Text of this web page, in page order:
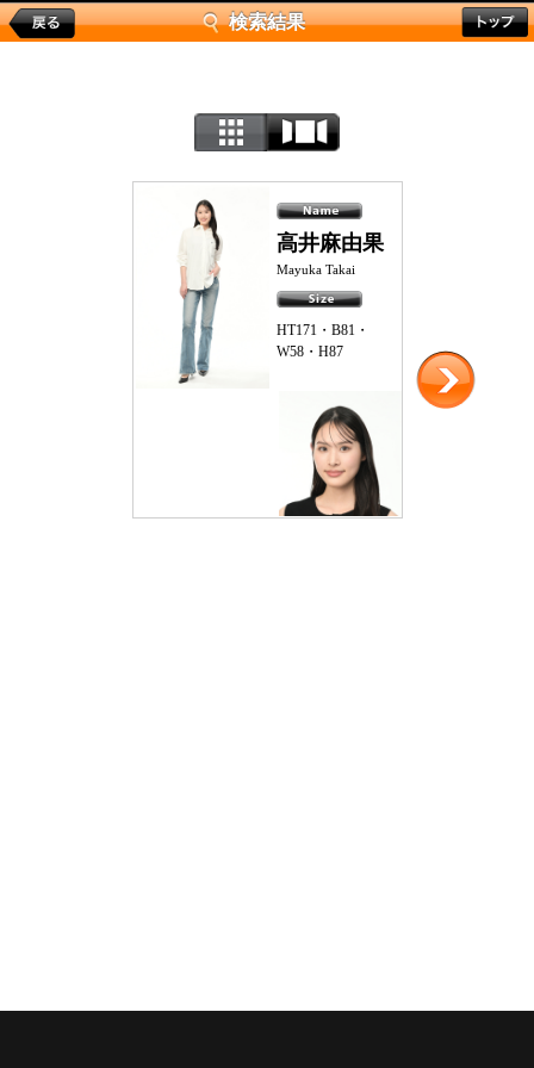
検索結果
高井麻由果
Mayuka Takai
HT171・B81・
W58・H87